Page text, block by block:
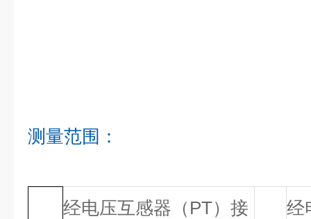
测量范围：
经电压互感器（PT）接
经